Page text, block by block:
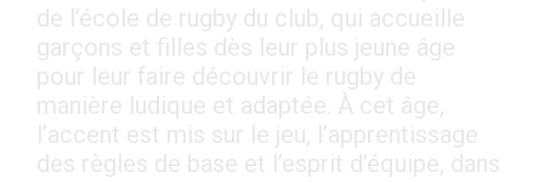
de l’école de rugby du club, qui accueille
garçons et filles dès leur plus jeune âge
pour leur faire découvrir le rugby de
manière ludique et adaptée. À cet âge,
l’accent est mis sur le jeu, l’apprentissage
des règles de base et l’esprit d’équipe, dans